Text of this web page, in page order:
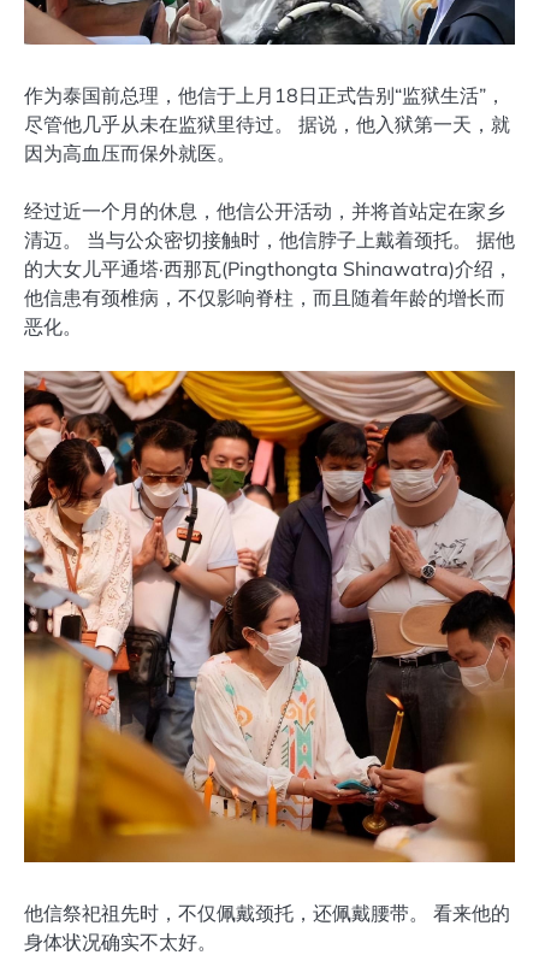
作为泰国前总理，他信于上月18日正式告别“监狱生活”，
尽管他几乎从未在监狱里待过。 据说，他入狱第一天，就
因为高血压而保外就医。
经过近一个月的休息，他信公开活动，并将首站定在家乡
清迈。 当与公众密切接触时，他信脖子上戴着颈托。 据他
的大女儿平通塔·西那瓦(Pingthongta Shinawatra)介绍，
他信患有颈椎病，不仅影响脊柱，而且随着年龄的增长而
恶化。
他信祭祀祖先时，不仅佩戴颈托，还佩戴腰带。 看来他的
身体状况确实不太好。